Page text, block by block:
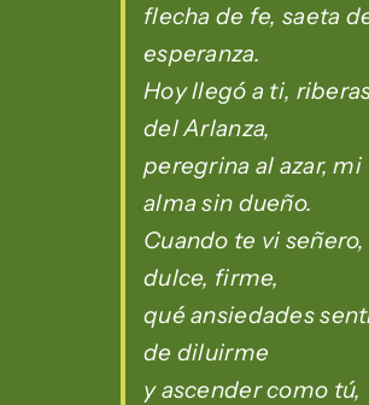
flecha de fe, saeta
esperanza.
Hoy llegó a ti,
del Arlanza,
peregrina al azar, mi
alma sin dueño.
Cuando te vi señero,
dulce, firme,
qué ansiedades
de diluirme
y ascender como tú,